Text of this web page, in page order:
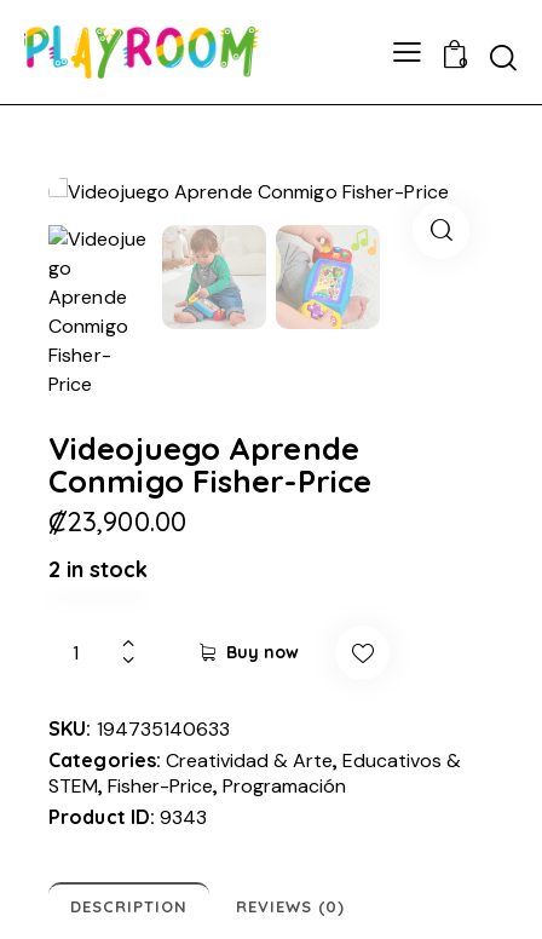
0
Videojuego Aprende
Conmigo Fisher-Price
₡23,900.00
2 in stock
Buy now
SKU: 194735140633
Categories:Creatividad & Arte,Educativos &
STEM,Fisher-Price,Programación
Product ID:9343
DESCRIPTION REVIEWS (0)